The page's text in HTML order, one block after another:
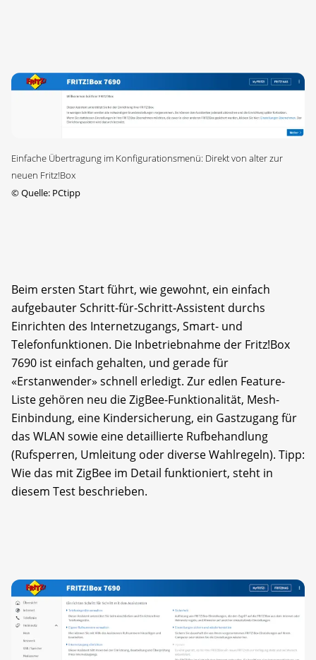
Einfache Übertragung im Konfigurationsmenü: Direkt von alter zur
neuen Fritz!Box
©Quelle: PCtipp
Beim ersten Start führt, wie gewohnt, ein einfach
aufgebauter Schritt-für-Schritt-Assistent durchs
Einrichten des Internetzugangs, Smart- und
Telefonfunktionen. Die Inbetriebnahme der Fritz!Box
7690 ist einfach gehalten, und gerade für
«Erstanwender» schnell erledigt. Zur edlen Feature-
Liste gehören neu die ZigBee-Funktionalität, Mesh-
Einbindung, eine Kindersicherung, ein Gastzugang für
das WLAN sowie eine detaillierte Rufbehandlung
(Rufsperren, Umleitung oder diverse Wahlregeln). Tipp:
Wie das mit ZigBee im Detail funktioniert, steht in
diesem Test beschrieben.